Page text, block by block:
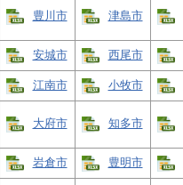
豊川市 津島市
安城市 西尾市
江南市 小牧市
大府市 知多市
岩倉市 豊明市